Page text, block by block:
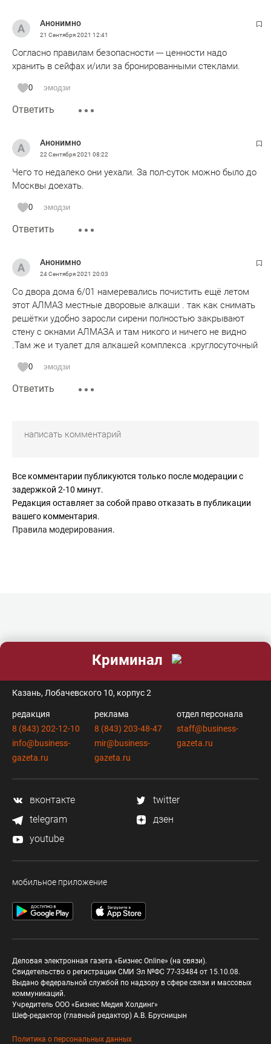
Анонимно
21 Сентября 2021 12:41
Согласно правилам безопасности --- ценности надо
хранить в сейфах и/или за бронированными стеклами.
0 эмодзи
Ответить
Анонимно
22 Сентября 2021 08:22
Чего то недалеко они уехали. За пол-суток можно было до
Москвы доехать.
0 эмодзи
Ответить
Анонимно
24 Сентября 2021 20:03
Со двора дома 6/01 намеревались почистить ещё летом
этот АЛМАЗ местные дворовые алкаши . так как снимать
решётки удобно заросли сирени полностью закрывают
стену с окнами АЛМАЗА и там никого и ничего не видно
.Там же и туалет для алкашей комплекса .круглосуточный
0 эмодзи
Ответить
Все комментарии публикуются только после модерации с
задержкой 2-10 минут.
Редакция оставляет за собой право отказать в публикации
вашего комментария.
Правила модерирования.
Криминал
Казань, Лобачевского 10, корпус 2
редакция
8 (843) 202-12-10
info@business-
gazeta.ru
реклама
8 (843) 203-48-47
mir@business-
gazeta.ru
отдел персонала
staff@business-
gazeta.ru
вконтакте
twitter
telegram
дзен
youtube
мобильное приложение
Деловая электронная газета «Бизнес Online» (на связи).
Свидетельство о регистрации СМИ Эл №ФС 77-33484 от 15.10.08.
Выдано федеральной службой по надзору в сфере связи и массовых
коммуникаций.
Учредитель ООО «Бизнес Медия Холдинг»
Шеф-редактор (главный редактор) А.В. Брусницын
Политика о персональных данных